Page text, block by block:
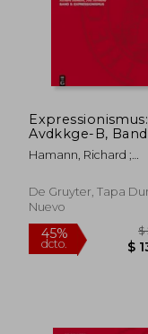
Expressionismus:
Avdkkge-B,
(en Alemán)
Hamann, Richard ;
De Gruyter, Tapa
Nuevo